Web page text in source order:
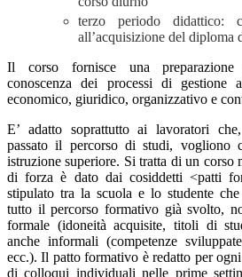
terzo periodo didattico:
all’acquisizione del diploma
Il corso fornisce una preparazione
conoscenza dei processi di gestione
economico, giuridico, organizzativo e
E’ adatto soprattutto ai lavoratori
passato il percorso di studi, vogliono
istruzione superiore. Si tratta di un
di forza è dato dai cosiddetti <patti
stipulato tra la scuola e lo studente
tutto il percorso formativo già svolto,
formale (idoneità acquisite, titoli di
anche informali (competenze
ecc.). Il patto formativo è redatto per
di colloqui individuali nelle prime